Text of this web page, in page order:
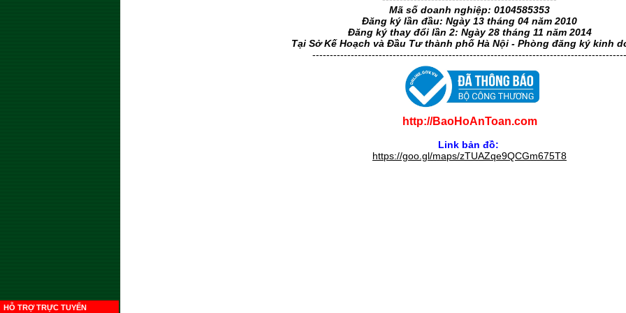
HỖ TRỢ TRỰC TUYẾN
Mã số doanh nghiệp: 0104585353
Đăng ký lần đầu: Ngày 13 tháng 04 năm 2010
Đăng ký thay đổi lần 2: Ngày 28 tháng 11 năm 2014
Tại Sở Kế Hoạch và Đầu Tư thành phố Hà Nội - Phòng đăng ký kinh
------------------------------------------------------------------------------------------
http://BaoHoAnToan.com
Link bản đồ:
https://goo.gl/maps/zTUAZqe9QCGm675T8